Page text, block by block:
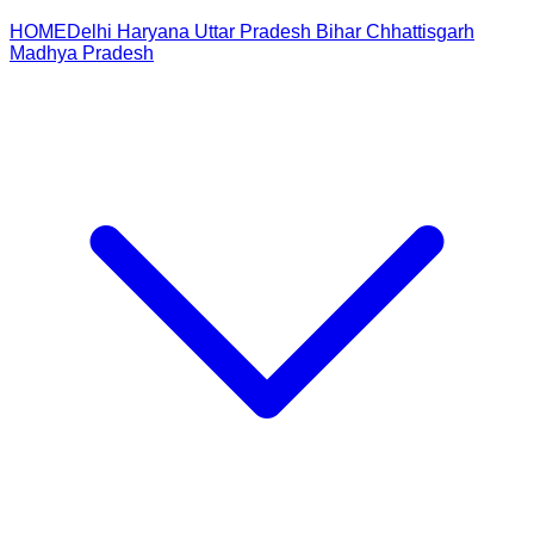
HOMEDelhi Haryana Uttar Pradesh Bihar Chhattisgarh
Madhya Pradesh